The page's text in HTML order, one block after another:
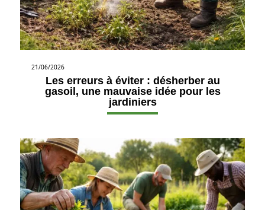
21/06/2026
Les erreurs à éviter : désherber au
gasoil, une mauvaise idée pour les
jardiniers